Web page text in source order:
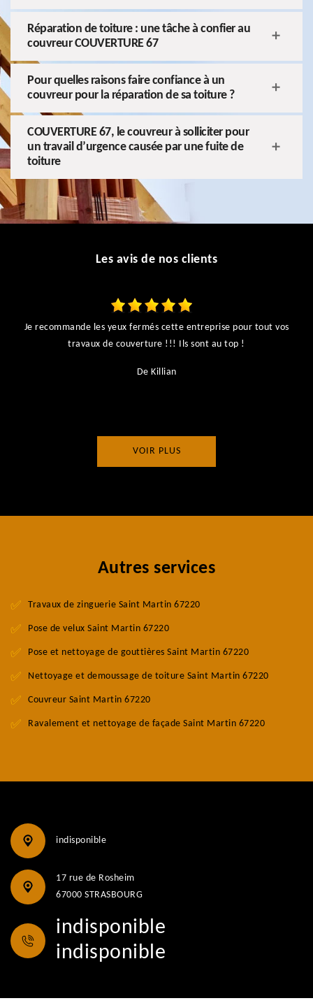
Réparation de toiture : une tâche à confier au
couvreur COUVERTURE 67
Pour quelles raisons faire confiance à un
couvreur pour la réparation de sa toiture ?
COUVERTURE 67, le couvreur à solliciter pour
un travail d’urgence causée par une fuite de
toiture
Les avis de nos clients
Je recommande les yeux fermés cette entreprise pour tout vos
travaux de couverture !!! Ils sont au top !
De Killian
VOIR PLUS
Autres services
Travaux de zinguerie Saint Martin 67220
Pose de velux Saint Martin 67220
Pose et nettoyage de gouttières Saint Martin 67220
Nettoyage et demoussage de toiture Saint Martin 67220
Couvreur Saint Martin 67220
Ravalement et nettoyage de façade Saint Martin 67220
indisponible
17 rue de Rosheim
67000 STRASBOURG
indisponible
indisponible